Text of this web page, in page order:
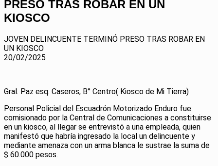
PRESO TRAS ROBAR EN UN
KIOSCO
JOVEN DELINCUENTE TERMINÓ PRESO TRAS ROBAR EN
UN KIOSCO
20/02/2025
Gral. Paz esq. Caseros, B° Centro( Kiosco de Mi Tierra)
Personal Policial del Escuadrón Motorizado Enduro fue
comisionado por la Central de Comunicaciones a constituirse
en un kiosco, al llegar se entrevistó a una empleada, quien
manifestó que habría ingresado la local un delincuente y
mediante amenaza con un arma blanca le sustrae la suma de
$ 60.000 pesos.